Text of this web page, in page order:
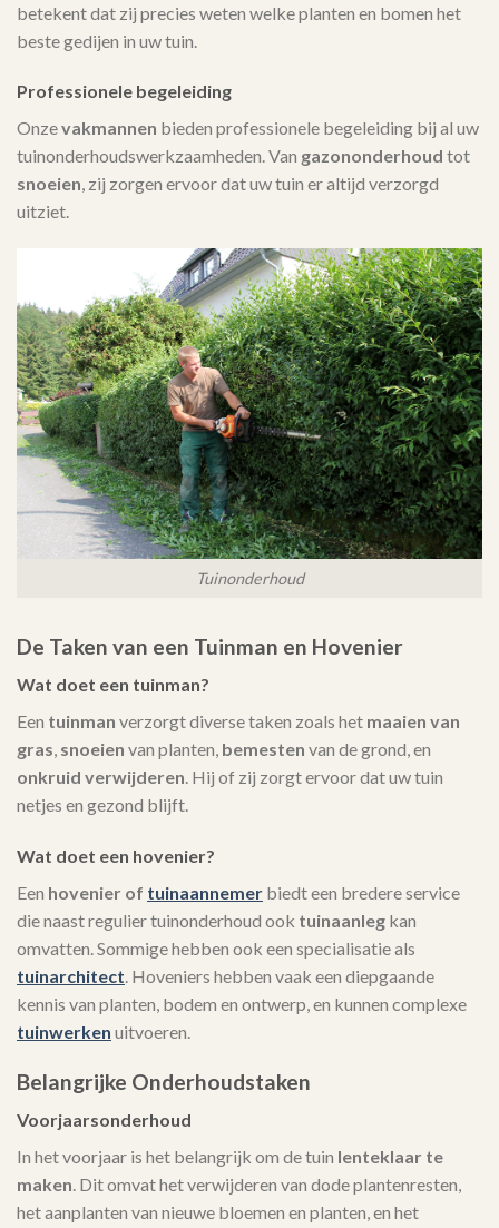
betekent dat zij precies weten welke planten en bomen het
beste gedijen in uw tuin.
Professionele begeleiding
Onzevakmannen bieden professionele begeleiding bij al uw
tuinonderhoudswerkzaamheden. Van gazononderhoud tot
snoeien, zij zorgen ervoor dat uw tuin er altijd verzorgd
uitziet.
Tuinonderhoud
De Taken van een Tuinman en Hovenier
Wat doet een tuinman?
Een tuinman verzorgt diverse taken zoals het maaien van
gras, snoeien van planten, bemesten van de grond, en
onkruid verwijderen. Hij of zij zorgt ervoor dat uw tuin
netjes en gezond blijft.
Wat doet een hovenier?
Een hovenier of tuinaannemer biedt een bredere service
die naast regulier tuinonderhoud ook tuinaanleg kan
omvatten. Sommige hebben ook een specialisatie als
tuinarchitect. Hoveniers hebben vaak een diepgaande
kennis van planten, bodem en ontwerp, en kunnen complexe
tuinwerken uitvoeren.
Belangrijke Onderhoudstaken
Voorjaarsonderhoud
In het voorjaar is het belangrijk om de tuin lenteklaar te
maken. Dit omvat het verwijderen van dode plantenresten,
het aanplanten van nieuwe bloemen en planten, en het